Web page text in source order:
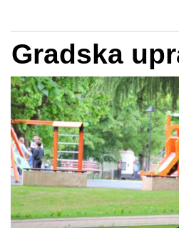
Gradska